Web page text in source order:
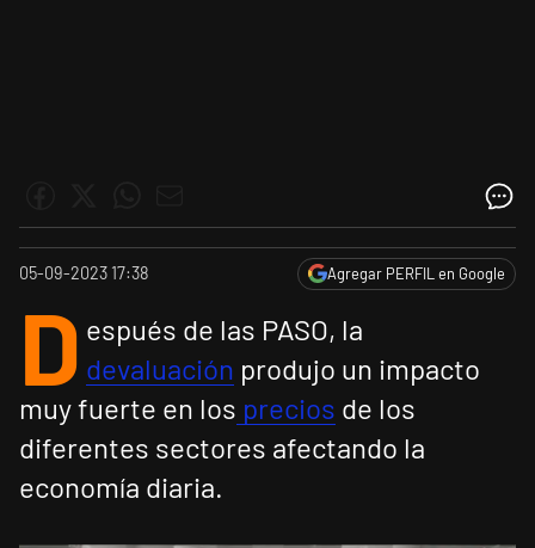
05-09-2023 17:38 Agregar PERFIL en Google
D espués de las PASO, la
devaluación produjo un impacto
muy fuerte en los precios de los
diferentes sectores afectando la
economía diaria.